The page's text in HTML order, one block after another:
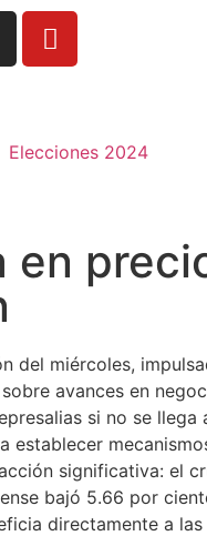
Elecciones 2024
en
del miércoles,
avances en
si no se llega
establecer
significativa: el
bajó 5.66 por
directamente a las